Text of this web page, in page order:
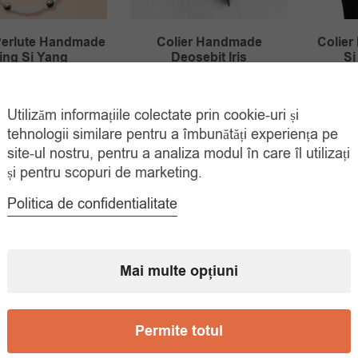
Handmade
Si Yang
inițial
a
fost:
60.00 lei.
curent
este:
35.00 lei.
ADAUGĂ ÎN
COȘ
Colier Handmade
Deosebit Iris
inițial
a
fost:
curent
este:
35.00 lei.
ADAUGĂ ÎN
COȘ
Colier
Utilizăm informațiile colectate prin cookie-uri și
tehnologii similare pentru a îmbunătăți experiența pe
site-ul nostru, pentru a analiza modul în care îl utilizați
și pentru scopuri de marketing.
Politica de confidentialitate
Mai multe opțiuni
Permite totul